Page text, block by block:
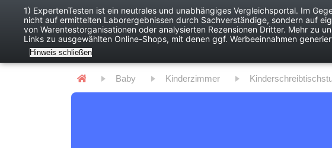
Baby Digitales Drogerie
Baby Kinderzimmer
1) ExpertenTesten ist ein neutrales und unabhängiges Vergleichsportal. Im
nicht auf ermittelten Laborergebnissen durch Sachverständige, sondern auf
von Warentestorganisationen oder analysierten Rezensionen Dritter. Mehr zu
Links zu ausgewählten Online-Shops, mit denen ggf. Werbeeinnahmen
Hinweis schließen